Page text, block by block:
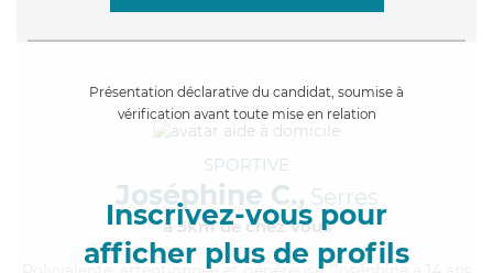
Présentation déclarative du candidat, soumise à
vérification avant toute mise en relation
Inscrivez-vous pour
afficher plus de profils
SPORTIVE
Joséphine C., Serres
à 5km de chez Vous